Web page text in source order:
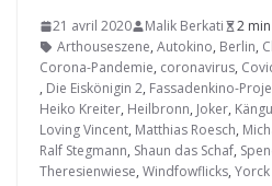
21 avril 2020 Malik Berkati
2
Arthouseszene, Autokino, Berlin,
Corona-Pandemie, coronavirus,
, Die Eiskönigin 2, Fassadenkino-
Heiko Kreiter, Heilbronn, Joker,
Loving Vincent, Matthias Roesch,
Ralf Stegmann, Shaun das Schaf,
Theresienwiese, Windfowflicks,